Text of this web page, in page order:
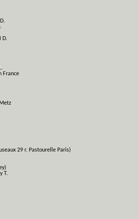
D.
France
29 r. Pastourelle Paris)
T.